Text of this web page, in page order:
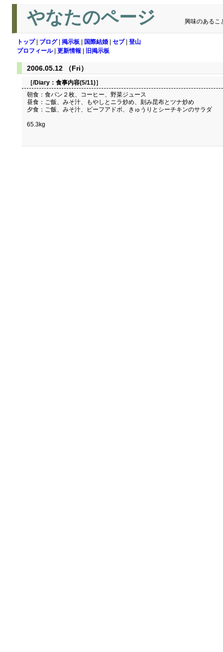
やなたのページ 興味のあるこ
トップ| ブログ| 掲示板 国際結婚 セブ| 登山
プロフィール| 更新情報 旧掲示板
2006.05.12 （Fri）
［/Diary： 食事内容(5/11)］
朝食：食パン２枚、コーヒー、野菜ジュース
昼食：ご飯、みそ汁、もやしとニラ炒め、刻み昆布とツナ炒め
夕食：ご飯、みそ汁、ビーフアドボ、きゅうりとシーチキンのサラダ
65.3kg